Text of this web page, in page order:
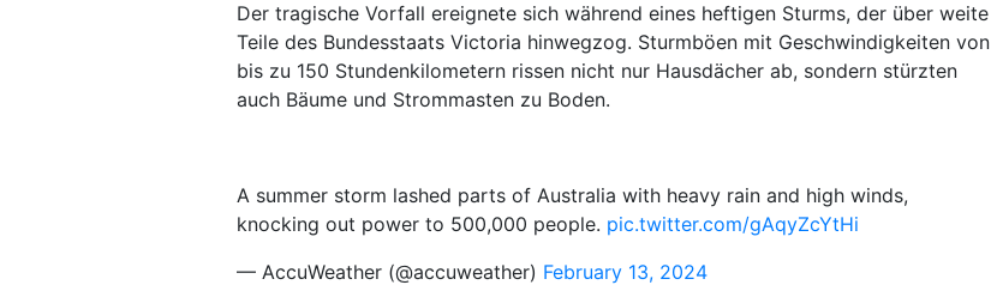
Der tragische Vorfall ereignete sich während eines heftigen Sturms, der über weite
Teile des Bundesstaats Victoria hinwegzog. Sturmböen mit Geschwindigkeiten von
bis zu 150 Stundenkilometern rissen nicht nur Hausdächer ab, sondern stürzten
auch Bäume und Strommasten zu Boden.
A summer storm lashed parts of Australia with heavy rain and high winds,
knocking out power to 500,000 people. pic.twitter.com/gAqyZcYtHi
— AccuWeather (@accuweather) February 13, 2024